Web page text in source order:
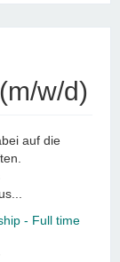
w/d)
auf die
- Full time